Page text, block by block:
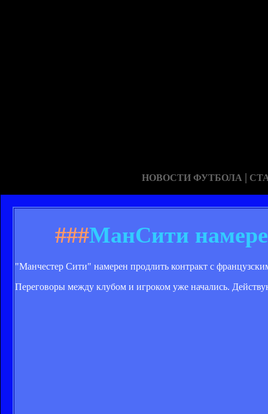
НОВОСТИ ФУТБОЛА |
###МанСити
"Манчестер Сити" намерен продлить контракт с
Переговоры между клубом и игроком уже начались.